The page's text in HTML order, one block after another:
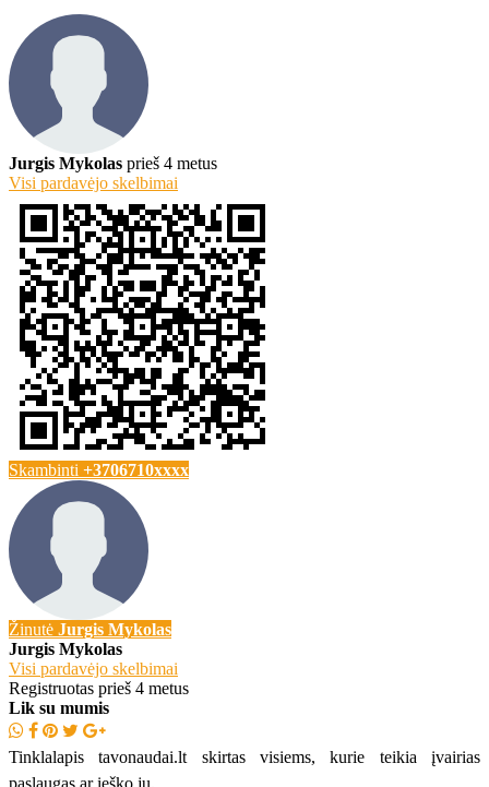
Jurgis Mykolas prieš 4 metus
Visi pardavėjo skelbimai
Skambinti +3706710xxxx
Žinutė Jurgis Mykolas
Jurgis Mykolas
Visi pardavėjo skelbimai
Registruotas prieš 4 metus
Lik su mumis
Tinklalapis tavonaudai.lt skirtas visiems, kurie teikia įvairias